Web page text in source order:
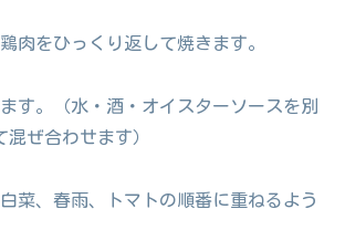
肉をひっくり返して焼きます。
す。（水・酒・オイスターソースを別
ぜ合わせます）
菜、春雨、トマトの順番に重ねるよう